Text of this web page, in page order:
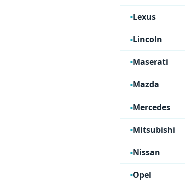
Lexus
Lincoln
Maserati
Mazda
Mercedes
Mitsubishi
Nissan
Opel